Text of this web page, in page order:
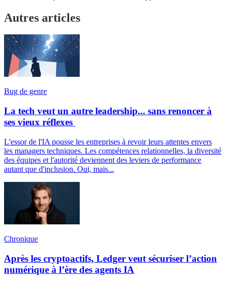
Autres articles
Bug de genre
La tech veut un autre leadership... sans renoncer à
ses vieux réflexes
L'essor de l'IA pousse les entreprises à revoir leurs attentes envers
les managers techniques. Les compétences relationnelles, la diversité
des équipes et l'autorité deviennent des leviers de performance
autant que d'inclusion. Oui, mais...
Chronique
Après les cryptoactifs, Ledger veut sécuriser l’action
numérique à l’ère des agents IA